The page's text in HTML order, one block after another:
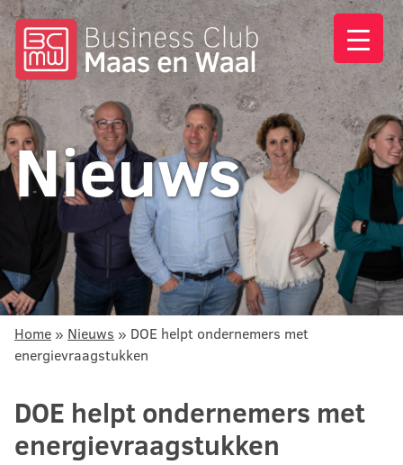
Nieuws
Home » Nieuws » DOE helpt ondernemers met
energievraagstukken
DOE helpt ondernemers met
energievraagstukken